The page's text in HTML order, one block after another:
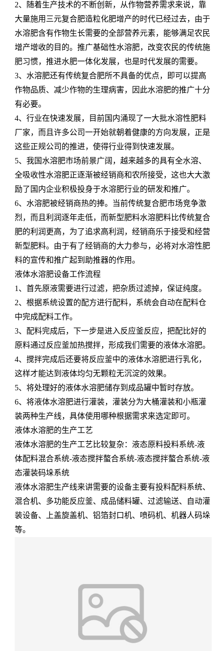
2、随着生产技术的不断创新，从作物营养需求来说，靠
大量施用三元复合肥造粒化肥增产的时代已经过去，由于
水溶肥含有作物生长需要的全部营养元素，能够满足农民
增产增收的目的。推广基础性水溶肥，改变农民的传统施
肥习惯，推进水肥一体化发展，也是时代发展的需要。
3、水溶肥还有传统复合肥所不具备的优点，即可以提高
作物品质、减少作物的生理病害，因此水溶肥的推广十分
有必要。
4、行业在快速发展，目前国内涌现了一大批水溶性肥料
厂家，而且许多公司一开始就朝着健康的方向发展，正是
这些正规公司的推进，使得行业得到快速发展。
5、我国水溶肥市场前景广阔，越来越多的具有全水溶、
全吸收性水溶肥正逐渐被经销商和农所接受，这也大大激
励了国内企业积极投身于水溶肥行业的研发和推广。
6、水溶肥被经销商热的捧。当前传统复合肥市场竞争激
烈，而且利润逐年走低，而新型肥料水溶肥料比传统复合
肥的利润更高，为了追求高利润，经销商乐于接受和经营
新型肥料。由于有了经销商的大力参与，必将对水溶性肥
料的宣传和推广起到助推器的作用。
液体水溶肥设备工作流程
1、首先原液需要进行过滤，把杂质过滤掉，保证纯度。
2、根据系统设置的配方进行配料，系统会自动在配料仓
中完成配料工作。
3、配料完成后，下一步是进入反应釜反应，把配比好的
原料通过反应釜加热搅拌，形成我们需要的液体水溶肥。
4、搅拌完成后还要将反应釜中的液体水溶肥进行乳化，
这样才能达到液体均匀无颗粒无沉淀的效果。
5、将处理好的液体水溶肥储存到成品罐中暂时存放。
6、将液体水溶肥进行灌装，灌装分为大桶灌装和小瓶灌
装两种生产线，具体使用哪种根据需求来选定即可。
液体水溶肥的生产工艺
液体水溶肥的生产工艺比较复杂：液态原料投料系统-液
体配料混合系统-液态搅拌螯合系统-液态搅拌螯合系统-液
态灌装码垛系统
液体水溶肥生产线来讲需要的设备主要有投料配料系统、
混合机、多功能反应釜、成品储料罐、过滤输送、自动灌
装设备、上盖旋盖机、铝箔封口机、喷码机、机器人码垛
等。